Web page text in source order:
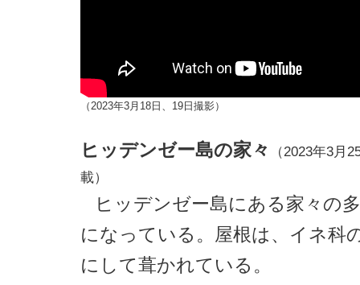
（2023年3月18日、19日撮影）
ヒッデンゼー島の家々
（2023年3月
載）
ヒッデンゼー島にある家々の
になっている。屋根は、イネ科
にして葺かれている。